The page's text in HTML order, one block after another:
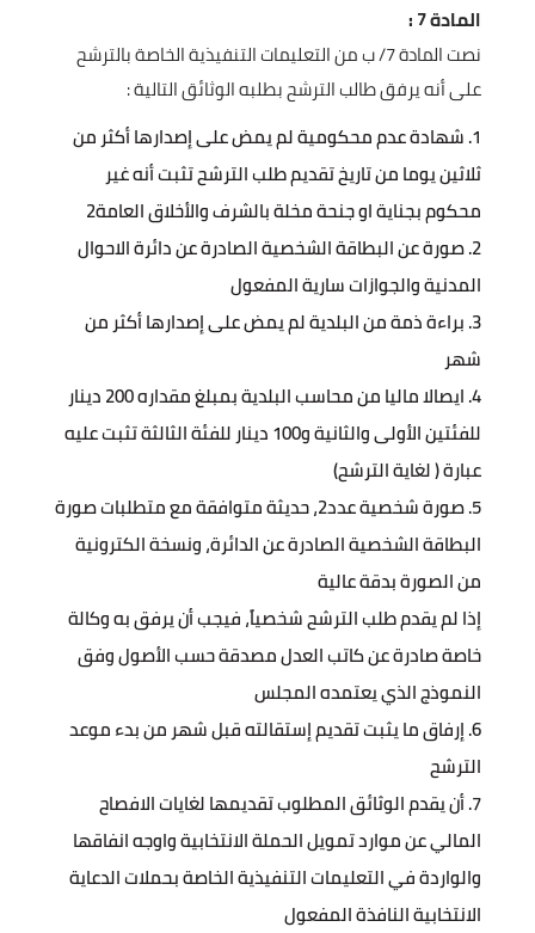
المادة 7 :
نصت المادة 7/ ب من التعليمات التنفيذية الخاصة بالترشح
على أنه يرفق طالب الترشح بطلبه الوثائق التالية :
شهادة عدم محكومية لم يمض على إصدارها أكثر من
ثلاثين يوما من تاريخ تقديم طلب الترشح تثبت أنه غير
محكوم بجناية او جنحة مخلة بالشرف والأخلاق العامة2
صورة عن البطاقة الشخصية الصادرة عن دائرة الاحوال
المدنية والجوازات سارية المفعول
براءة ذمة من البلدية لم يمض على إصدارها أكثر من
شهر
ايصالا ماليا من محاسب البلدية بمبلغ مقداره 200 دينار
للفئتين الأولى والثانية و100 دينار للفئة الثالثة تثبت عليه
عبارة ( لغاية الترشح)
صورة شخصية عدد2، حديثة متوافقة مع متطلبات صورة
البطاقة الشخصية الصادرة عن الدائرة، ونسخة الكترونية
من الصورة بدقة عالية
إذا لم يقدم طلب الترشح شخصياً، فيجب أن يرفق به وكالة
خاصة صادرة عن كاتب العدل مصدقة حسب الأصول وفق
النموذج الذي يعتمده المجلس
إرفاق ما يثبت تقديم إستقالته قبل شهر من بدء موعد
الترشح
أن يقدم الوثائق المطلوب تقديمها لغايات الافصاح
المالي عن موارد تمويل الحملة الانتخابية واوجه انفاقها
والواردة في التعليمات التنفيذية الخاصة بحملات الدعاية
الانتخابية النافذة المفعول